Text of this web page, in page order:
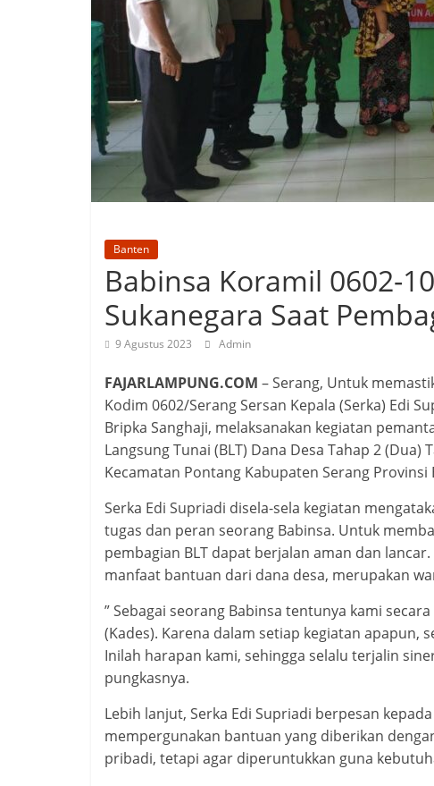
Banten
Babinsa Koramil 0602-
Sukanegara Saat
9 Agustus 2023 Admin
FAJARLAMPUNG.COM – Serang, Untuk
Kodim 0602/Serang Sersan Kepala (Serka) Edi
Bripka Sanghaji, melaksanakan kegiatan
Langsung Tunai (BLT) Dana Desa Tahap 2
Kecamatan Pontang Kabupaten Serang Provinsi
Serka Edi Supriadi disela-sela kegiatan
tugas dan peran seorang Babinsa. Untuk
pembagian BLT dapat berjalan aman dan
manfaat bantuan dari dana desa, merupakan
” Sebagai seorang Babinsa tentunya kami
(Kades). Karena dalam setiap kegiatan apapun,
Inilah harapan kami, sehingga selalu terjalin
pungkasnya.
Lebih lanjut, Serka Edi Supriadi berpesan
mempergunakan bantuan yang diberikan
pribadi, tetapi agar diperuntukkan guna